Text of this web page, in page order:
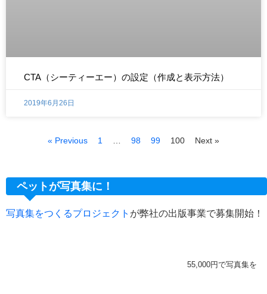
CTA（シーティーエー）の設定（作成と表示方法）
2019年6月26日
« Previous 1 98 99 100 Next »
ペットが写真集に！
写真集をつくるプロジェクト が弊社の出版事業で募集開始！